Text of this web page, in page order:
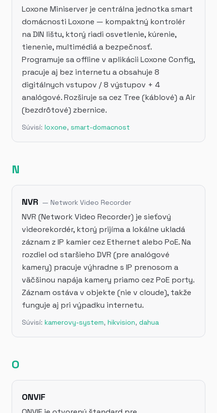
Loxone Miniserver je centrálna jednotka smart
domácnosti Loxone — kompaktný kontrolér
na DIN lištu, ktorý riadi osvetlenie, kúrenie,
tienenie, multimédiá a bezpečnosť.
Programuje sa offline v aplikácii Loxone Config,
pracuje aj bez internetu a obsahuje 8
digitálnych vstupov / 8 výstupov + 4
analógové. Rozširuje sa cez Tree (káblové) a Air
(bezdrôtové) zbernice.
Súvisí: loxone, smart-domacnost
N
NVR — Network Video Recorder
NVR (Network Video Recorder) je sieťový
videorekordér, ktorý prijíma a lokálne ukladá
záznam z IP kamier cez Ethernet alebo PoE. Na
rozdiel od staršieho DVR (pre analógové
kamery) pracuje výhradne s IP prenosom a
väčšinou napája kamery priamo cez PoE porty.
Záznam ostáva v objekte (nie v cloude), takže
funguje aj pri výpadku internetu.
Súvisí: kamerovy-system, hikvision, dahua
O
ONVIF